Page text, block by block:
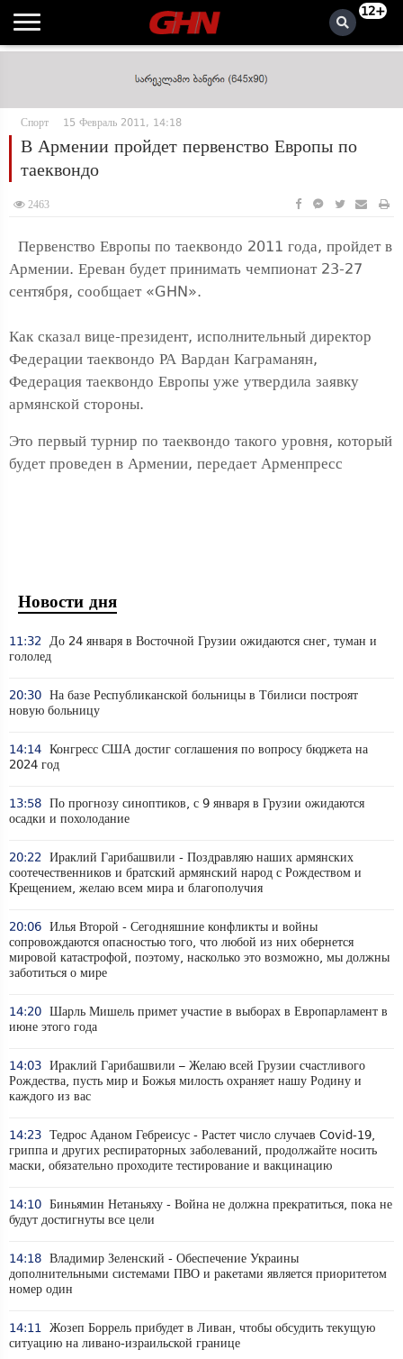
12+
Спорт 15 Февраль 2011, 14:18
В Армении пройдет первенство Европы по
таеквондо
2463
Первенство Европы по таеквондо 2011 года, пройдет в
Армении. Ереван будет принимать чемпионат 23-27
сентября, сообщает «GHN».
Как сказал вице-президент, исполнительный директор
Федерации таеквондо РА Вардан Каграманян,
Федерация таеквондо Европы уже утвердила заявку
армянской стороны.
Это первый турнир по таеквондо такого уровня, который
будет проведен в Армении, передает Арменпресс
Новости дня
11:32 До 24 января в Восточной Грузии ожидаются снег, туман и
гололед
20:30 На базе Республиканской больницы в Тбилиси построят
новую больницу
14:14 Конгресс США достиг соглашения по вопросу бюджета на
2024 год
13:58 По прогнозу синоптиков, с 9 января в Грузии ожидаются
осадки и похолодание
20:22 Ираклий Гарибашвили - Поздравляю наших армянских
соотечественников и братский армянский народ с Рождеством и
Крещением, желаю всем мира и благополучия
20:06 Илья Второй - Сегодняшние конфликты и войны
сопровождаются опасностью того, что любой из них обернется
мировой катастрофой, поэтому, насколько это возможно, мы должны
заботиться о мире
14:20 Шарль Мишель примет участие в выборах в Европарламент в
июне этого года
14:03 Ираклий Гарибашвили – Желаю всей Грузии счастливого
Рождества, пусть мир и Божья милость охраняет нашу Родину и
каждого из вас
14:23 Тедрос Аданом Гебреисус - Растет число случаев Covid-19,
гриппа и других респираторных заболеваний, продолжайте носить
маски, обязательно проходите тестирование и вакцинацию
14:10 Биньямин Нетаньяху - Война не должна прекратиться, пока не
будут достигнуты все цели
14:18 Владимир Зеленский - Обеспечение Украины
дополнительными системами ПВО и ракетами является приоритетом
номер один
14:11 Жозеп Боррель прибудет в Ливан, чтобы обсудить текущую
ситуацию на ливано-израильской границе